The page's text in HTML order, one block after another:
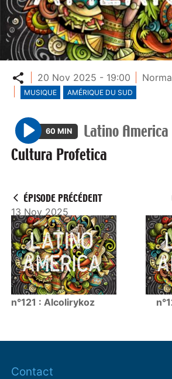
Partager
20 Nov 2025 - 19:00
MUSIQUE AMÉRIQUE DU SUD
P
l
60 MIN Latino America
Cultura Profetica
ÉPISODE PRÉCÉDENT
13 Nov 2025
n°121 : Alcolirykoz
Contact